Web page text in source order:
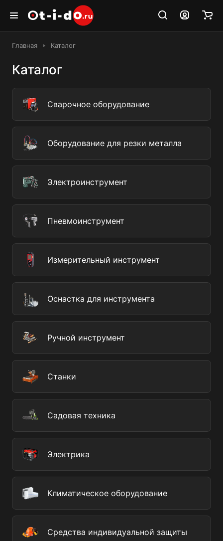
Главная Каталог
Каталог
Сварочное оборудование
Оборудование для резки металла
Электроинструмент
Пневмоинструмент
Измерительный инструмент
Оснастка для инструмента
Ручной инструмент
Станки
Садовая техника
Электрика
Климатическое оборудование
Средства индивидуальной защиты